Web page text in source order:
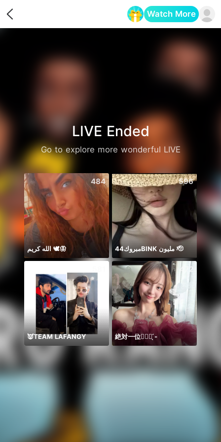
Watch More
LIVE Ended
Go to explore more wonderful LIVE
484
الله كريم 🕊️🦋
596
مبروك44BlNK مليون 🫡
👿TEAM LAFANGY
472
絶対一位❤️‍🔥🏹 ̖́-
Lúc